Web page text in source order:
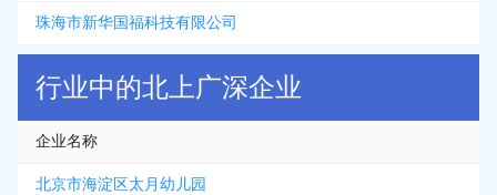
珠海市新华国福科技有限公司
行业中的北上广深企业
企业名称
北京市海淀区太月幼儿园